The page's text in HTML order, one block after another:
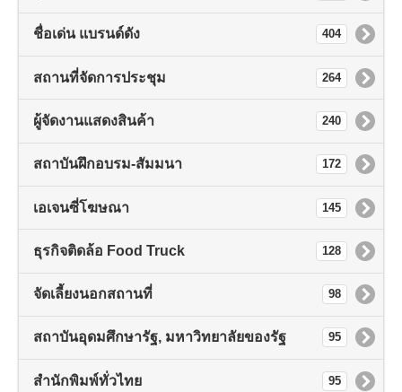
ชื่อเด่น แบรนด์ดัง 404
สถานที่จัดการประชุม 264
ผู้จัดงานแสดงสินค้า 240
สถาบันฝึกอบรม-สัมมนา 172
เอเจนซี่โฆษณา 145
ธุรกิจติดล้อ Food Truck 128
จัดเลี้ยงนอกสถานที่ 98
สถาบันอุดมศึกษารัฐ, มหาวิทยาลัยของรัฐ 95
สำนักพิมพ์ทั่วไทย 95